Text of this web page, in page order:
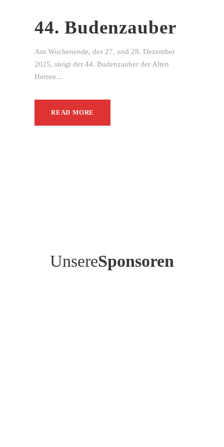
44. Budenzauber
Am Wochenende, des 27. und 28. Dezember
2025, steigt der 44. Budenzauber der Alten
Herren...
READ MORE
UnsereSponsoren